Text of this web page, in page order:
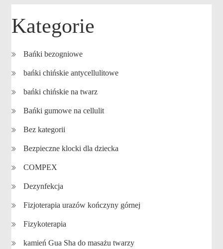
Kategorie
Bańki bezogniowe
bańki chińskie antycellulitowe
bańki chińskie na twarz
Bańki gumowe na cellulit
Bez kategorii
Bezpieczne klocki dla dziecka
COMPEX
Dezynfekcja
Fizjoterapia urazów kończyny górnej
Fizykoterapia
kamień Gua Sha do masażu twarzy